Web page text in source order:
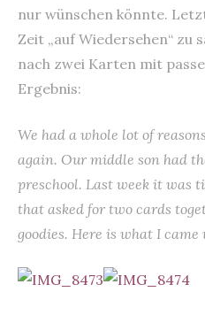
nur wünschen könnte.
Zeit „auf Wiedersehen“ zu
nach zwei Karten mit
Ergebnis:
We had a whole lot of
again. Our middle son had
preschool. Last week it was
that asked for two cards
goodies. Here is what I came